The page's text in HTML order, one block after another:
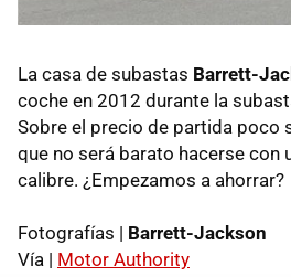
La casa de subastas Barrett-
coche en 2012 durante la
Sobre el precio de partida poco
que no será barato hacerse con
calibre. ¿Empezamos a ahorrar?
Fotografías | Barrett-Jackson
Vía | Motor Authority